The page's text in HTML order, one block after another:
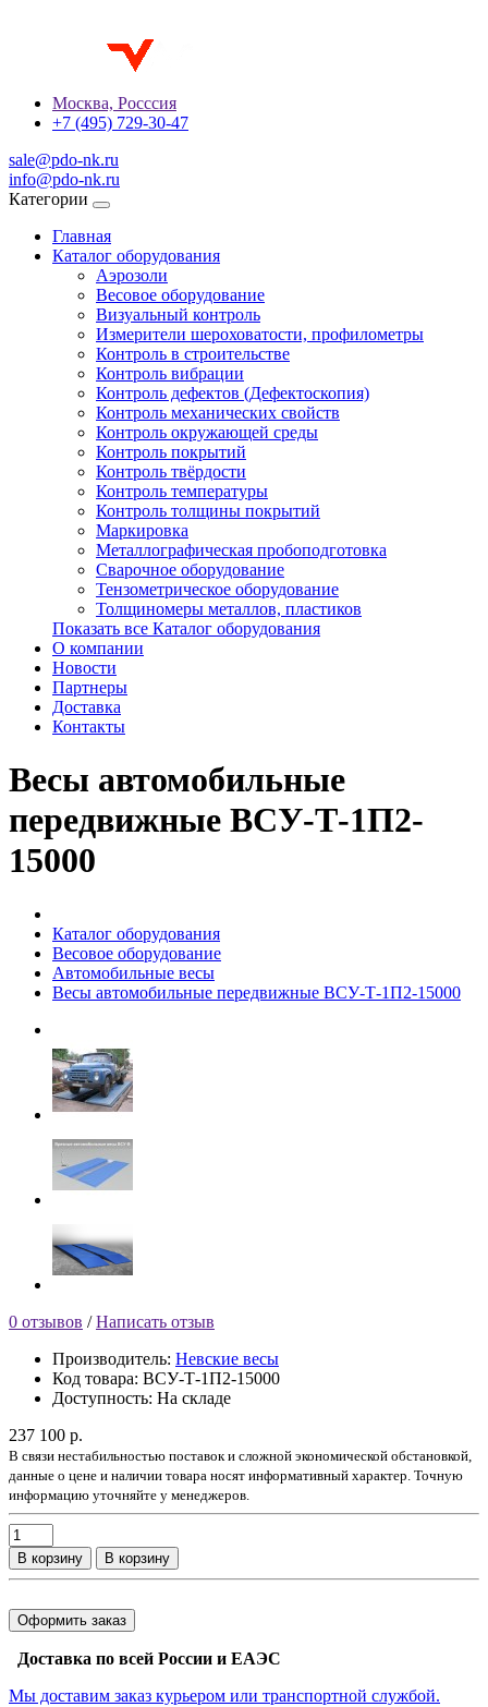
Москва, Росссия
+7 (495) 729-30-47
sale@pdo-nk.ru
info@pdo-nk.ru
Категории
Главная
Каталог оборудования
Аэрозоли
Весовое оборудование
Визуальный контроль
Измерители шероховатости, профилометры
Контроль в строительстве
Контроль вибрации
Контроль дефектов (Дефектоскопия)
Контроль механических свойств
Контроль окружающей среды
Контроль покрытий
Контроль твёрдости
Контроль температуры
Контроль толщины покрытий
Маркировка
Металлографическая пробоподготовка
Сварочное оборудование
Тензометрическое оборудование
Толщиномеры металлов, пластиков
Показать все Каталог оборудования
О компании
Новости
Партнеры
Доставка
Контакты
Весы автомобильные
передвижные ВСУ-Т-1П2-
15000
Каталог оборудования
Весовое оборудование
Автомобильные весы
Весы автомобильные передвижные ВСУ-Т-1П2-15000
0 отзывов /Написать отзыв
Производитель: Невские весы
Код товара: ВСУ-Т-1П2-15000
Доступность: На складе
237 100 р.
В связи нестабильностью поставок и сложной экономической обстановкой,
данные о цене и наличии товара носят информативный характер. Точную
информацию уточняйте у менеджеров.
В корзину В корзину
Оформить заказ
Доставка по всей России и ЕАЭС
Мы доставим заказ курьером или транспортной службой.